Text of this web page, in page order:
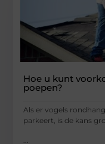
Hoe u kunt
poepen?
Als er vogels
parkeert, is de kans